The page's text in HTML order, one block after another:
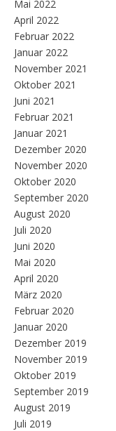
Mai 2022
April 2022
Februar 2022
Januar 2022
November 2021
Oktober 2021
Juni 2021
Februar 2021
Januar 2021
Dezember 2020
November 2020
Oktober 2020
September 2020
August 2020
Juli 2020
Juni 2020
Mai 2020
April 2020
März 2020
Februar 2020
Januar 2020
Dezember 2019
November 2019
Oktober 2019
September 2019
August 2019
Juli 2019